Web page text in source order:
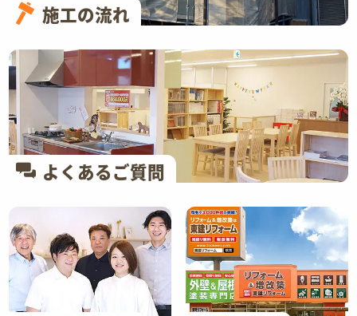
施工の流れ
よくあるご質問